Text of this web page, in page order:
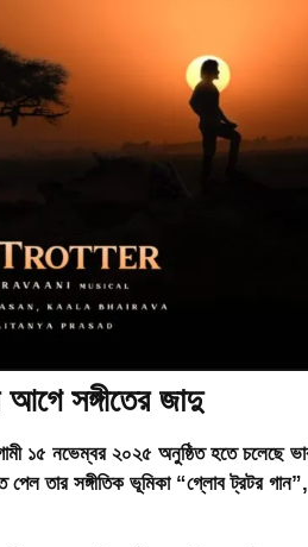
আগে সঙ্গীতের জাদু
১৫ নভেম্বর ২০২৫অনুষ্ঠিত হতে চলেছে
তার সঙ্গীতিক ভূমিকা “গ্লোব ট্রটর গান”